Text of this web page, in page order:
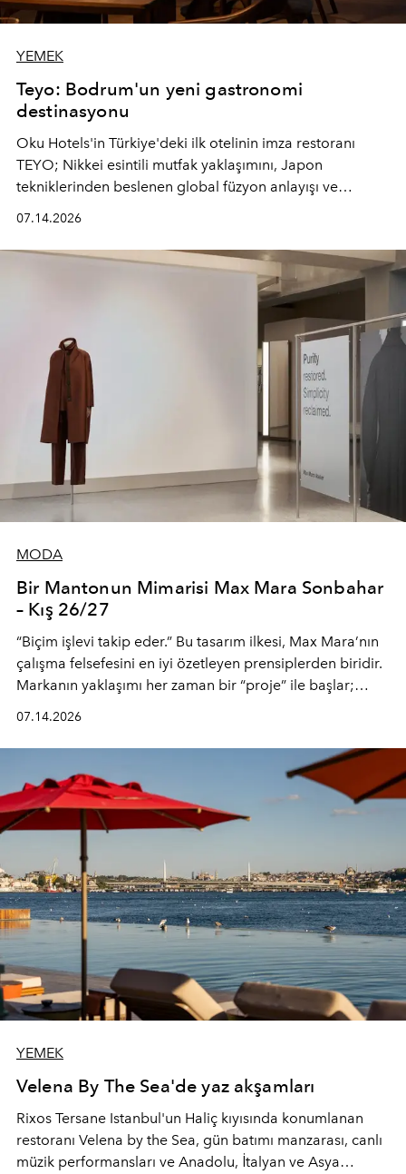
YEMEK
Teyo: Bodrum'un yeni gastronomi
destinasyonu
Oku Hotels'in Türkiye'deki ilk otelinin imza restoranı
TEYO; Nikkei esintili mutfak yaklaşımını, Japon
tekniklerinden beslenen global füzyon anlayışı ve
07.14.2026
MODA
Bir Mantonun Mimarisi Max Mara Sonbahar
– Kış 26/27
“Biçim işlevi takip eder.” Bu tasarım ilkesi, Max Mara’nın
çalışma felsefesini en iyi özetleyen prensiplerden biridir.
Markanın yaklaşımı her zaman bir “proje” ile başlar;
(savoir-faire) buluşan parçalara dönüştürmek.
07.14.2026
YEMEK
Velena By The Sea'de yaz akşamları
Rixos Tersane Istanbul'un Haliç kıyısında konumlanan
restoranı Velena by the Sea, gün batımı manzarası, canlı
müzik performansları ve Anadolu, İtalyan ve Asya